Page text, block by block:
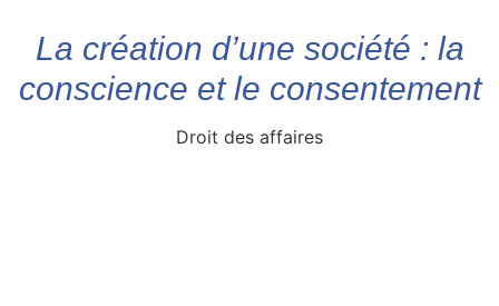
La création d’une société : la
conscience et le consentement
Droit des affaires